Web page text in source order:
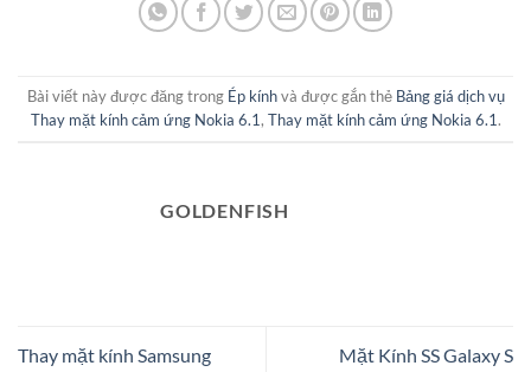
Bài viết này được đăng trong Ép kínhvà được gắn thẻ Bảng giá dịch vụ
Thay mặt kính cảm ứng Nokia 6.1, Thay mặt kính cảm ứng Nokia 6.1.
GOLDENFISH
Thay mặt kính Samsung
Mặt Kính SS Galaxy S